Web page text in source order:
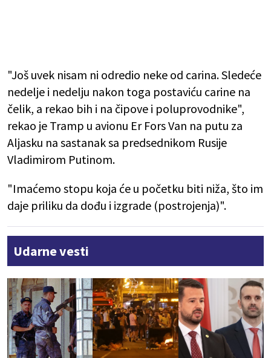
"Još uvek nisam ni odredio neke od carina. Sledeće
nedelje i nedelju nakon toga postaviću carine na
čelik, a rekao bih i na čipove i poluprovodnike",
rekao je Tramp u avionu Er Fors Van na putu za
Aljasku na sastanak sa predsednikom Rusije
Vladimirom Putinom.
"Imaćemo stopu koja će u početku biti niža, što im
daje priliku da dođu i izgrade (postrojenja)".
Udarne vesti